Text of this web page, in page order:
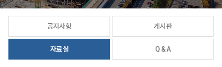
공지사항 게시판
자료실 Q & A